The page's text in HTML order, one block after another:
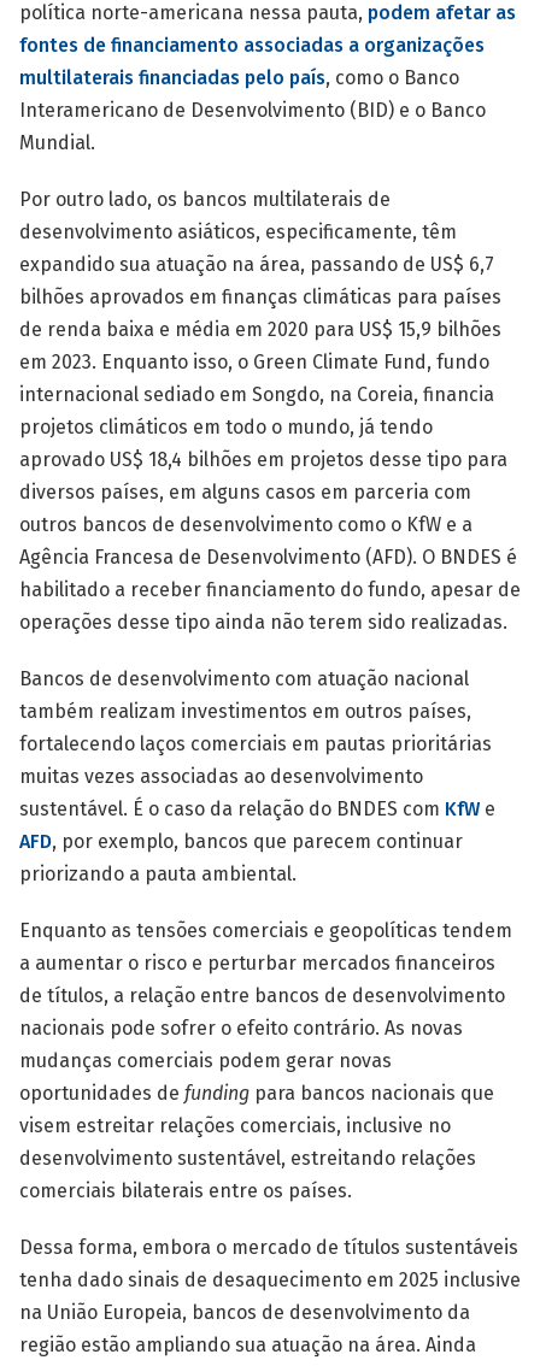
política norte-americana nessa pauta, podem afetar as
fontes de financiamento associadas a organizações
multilaterais financiadas pelo país, como o Banco
Interamericano de Desenvolvimento (BID) e o Banco
Mundial.
Por outro lado, os bancos multilaterais de
desenvolvimento asiáticos, especificamente, têm
expandido sua atuação na área, passando de US$ 6,7
bilhões aprovados em finanças climáticas para países
de renda baixa e média em 2020 para US$ 15,9 bilhões
em 2023. Enquanto isso, o Green Climate Fund, fundo
internacional sediado em Songdo, na Coreia, financia
projetos climáticos em todo o mundo, já tendo
aprovado US$ 18,4 bilhões em projetos desse tipo para
diversos países, em alguns casos em parceria com
outros bancos de desenvolvimento como o KfW e a
Agência Francesa de Desenvolvimento (AFD). O BNDES é
habilitado a receber financiamento do fundo, apesar de
operações desse tipo ainda não terem sido realizadas.
Bancos de desenvolvimento com atuação nacional
também realizam investimentos em outros países,
fortalecendo laços comerciais em pautas prioritárias
muitas vezes associadas ao desenvolvimento
sustentável. É o caso da relação do BNDES com KfW e
AFD, por exemplo, bancos que parecem continuar
priorizando a pauta ambiental.
Enquanto as tensões comerciais e geopolíticas tendem
a aumentar o risco e perturbar mercados financeiros
de títulos, a relação entre bancos de desenvolvimento
nacionais pode sofrer o efeito contrário. As novas
mudanças comerciais podem gerar novas
oportunidades de funding para bancos nacionais que
visem estreitar relações comerciais, inclusive no
desenvolvimento sustentável, estreitando relações
comerciais bilaterais entre os países.
Dessa forma, embora o mercado de títulos sustentáveis
tenha dado sinais de desaquecimento em 2025 inclusive
na União Europeia, bancos de desenvolvimento da
região estão ampliando sua atuação na área. Ainda